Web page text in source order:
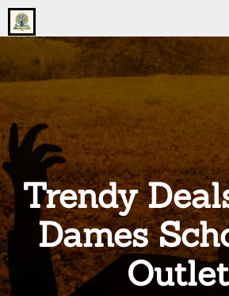
Go
to
home
page
onsgrotegezin.nl
Trendy
Dames
Outlet